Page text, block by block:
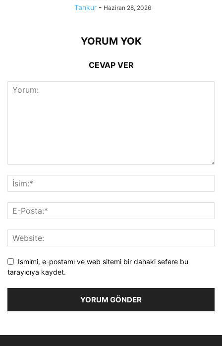
Tankur - Haziran 28, 2026
YORUM YOK
CEVAP VER
Ismimi, e-postamı ve web sitemi bir dahaki sefere bu
tarayıcıya kaydet.